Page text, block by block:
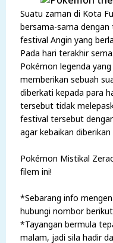
Suatu zaman di Kota
bersama-sama
festival Angin yang
Pada hari terakhir
Pokémon legenda
memberikan sebuah
diberkati kepada para
tersebut tidak
festival tersebut
agar kebaikan
Pokémon Mistikal
filem ini!
*Sebarang info
hubungi nombor
*Tayangan bermula
malam, jadi sila hadir